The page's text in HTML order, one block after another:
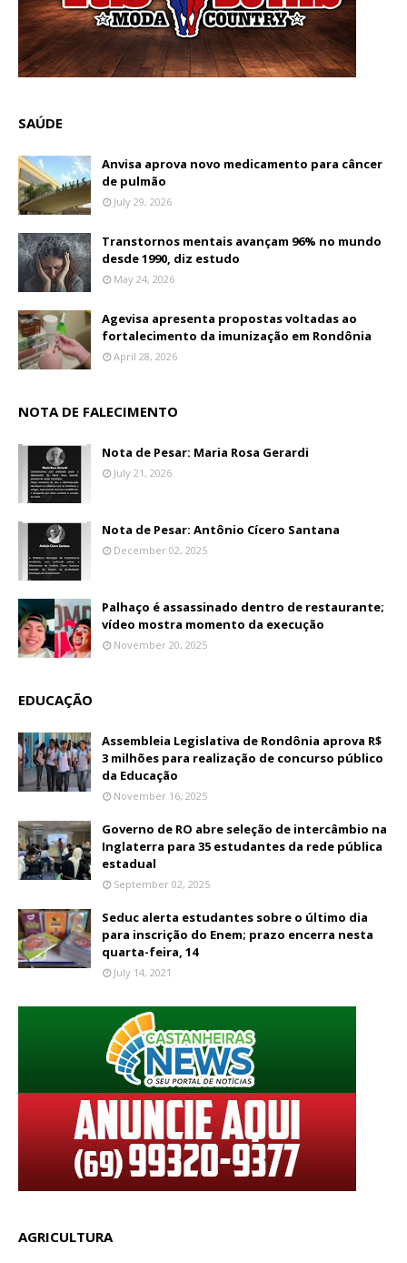
SAÚDE
Anvisa aprova novo medicamento para câncer
de pulmão
July 29, 2026
Transtornos mentais avançam 96% no mundo
desde 1990, diz estudo
May 24, 2026
Agevisa apresenta propostas voltadas ao
fortalecimento da imunização em Rondônia
April 28, 2026
NOTA DE FALECIMENTO
Nota de Pesar: Maria Rosa Gerardi
July 21, 2026
Nota de Pesar: Antônio Cícero Santana
December 02, 2025
Palhaço é assassinado dentro de restaurante;
vídeo mostra momento da execução
November 20, 2025
EDUCAÇÃO
Assembleia Legislativa de Rondônia aprova R$
3 milhões para realização de concurso público
da Educação
November 16, 2025
Governo de RO abre seleção de intercâmbio na
Inglaterra para 35 estudantes da rede pública
estadual
September 02, 2025
Seduc alerta estudantes sobre o último dia
para inscrição do Enem; prazo encerra nesta
quarta-feira, 14
July 14, 2021
AGRICULTURA